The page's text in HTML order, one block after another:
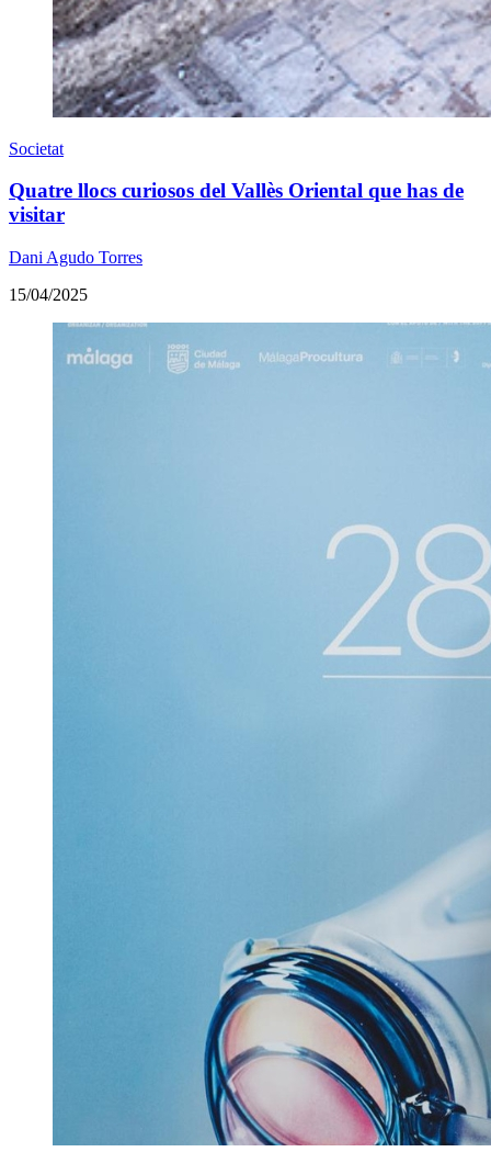
Societat
Quatre llocs curiosos del Vallès Oriental que has de
visitar
Dani Agudo Torres
15/04/2025